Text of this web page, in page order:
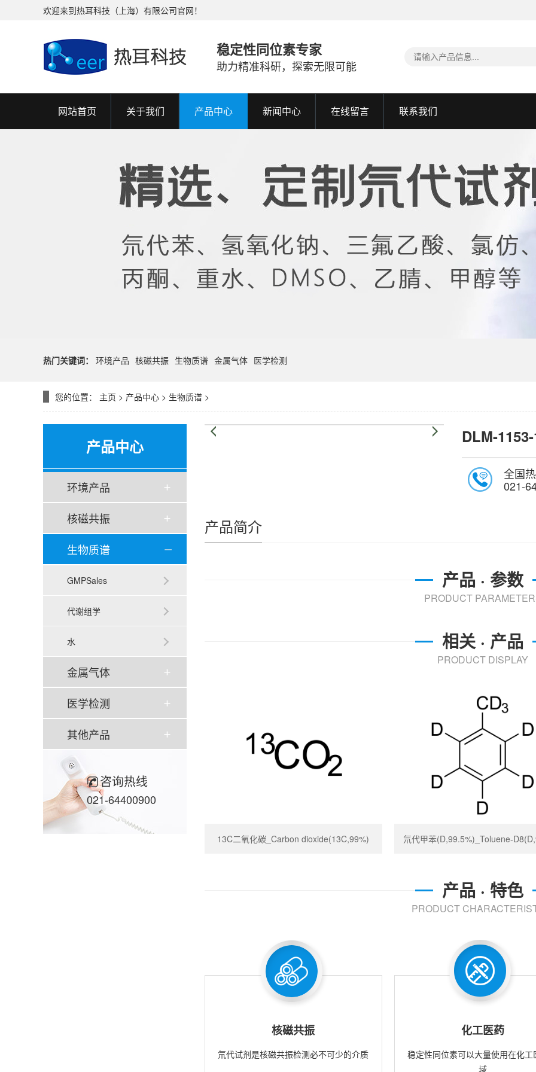
欢迎来到热耳科技（上海）有限公司官网！
稳定性同位素专家
助力精准科研，探索无限可能
网站首页 关于我们 产品中心 新闻中心 在线留言 联系我们
热门关键词： 环境产品 核磁共振 生物质谱 金属气体 医学检测
您的位置： 主页 > 产品中心 > 生物质谱 >
产品中心
环境产品
核磁共振
生物质谱
GMPSales
代谢组学
水
金属气体
医学检测
其他产品
咨询热线
021-64400900
DLM-
全国
021-
产品简介
产品 · 参数
PRODUCT
相关 · 产品
PRODUCT DISPLAY
13C二氧化碳_Carbon dioxide(13C,99%) 氘代甲苯(D,99.5%)_Toluene-
产品 · 特色
PRODUCT
核磁共振
氘代试剂是核磁共振检测必不可少的介质
化工医药
稳定性同位素可以大量使用在化工
域